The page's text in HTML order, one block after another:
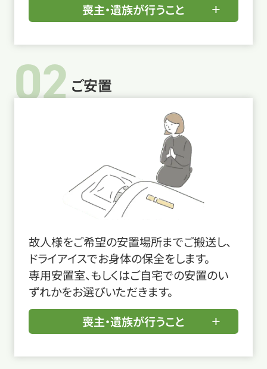
喪主・遺族が行うこと
02 ご安置
故人様をご希望の安置場所までご搬送し、
ドライアイスでお身体の保全をします。
専用安置室、もしくはご自宅での安置のい
ずれかをお選びいただきます。
喪主・遺族が行うこと